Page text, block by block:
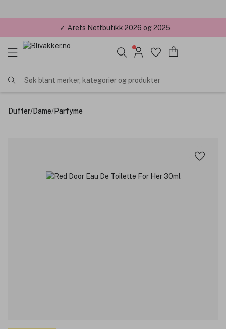
✓ Årets Nettbutikk 2026 og 2025
Søk blant merker, kategorier og produkter
Dufter/Dame/Parfyme